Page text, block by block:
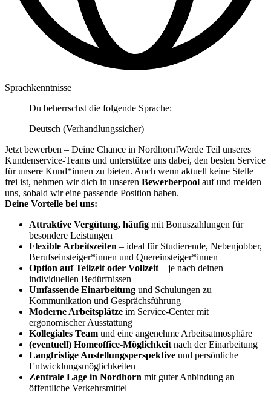
Sprachkenntnisse
Du beherrschst die folgende Sprache:
Deutsch (Verhandlungssicher)
Jetzt bewerben – Deine Chance in Nordhorn!Werde Teil unseres
Kundenservice-Teams und unterstütze uns dabei, den besten Service
für unsere Kund*innen zu bieten. Auch wenn aktuell keine Stelle
frei ist, nehmen wir dich in unseren Bewerberpool auf und melden
uns, sobald wir eine passende Position haben.
Deine Vorteile bei uns:
Attraktive Vergütung, häufig mit Bonuszahlungen für
besondere Leistungen
Flexible Arbeitszeiten – ideal für Studierende, Nebenjobber,
Berufseinsteiger*innen und Quereinsteiger*innen
Option auf Teilzeit oder Vollzeit – je nach deinen
individuellen Bedürfnissen
Umfassende Einarbeitung und Schulungen zu
Kommunikation und Gesprächsführung
Moderne Arbeitsplätze im Service-Center mit
ergonomischer Ausstattung
Kollegiales Team und eine angenehme Arbeitsatmosphäre
(eventuell) Homeoffice-Möglichkeit nach der Einarbeitung
Langfristige Anstellungsperspektive und persönliche
Entwicklungsmöglichkeiten
Zentrale Lage in Nordhorn mit guter Anbindung an
öffentliche Verkehrsmittel